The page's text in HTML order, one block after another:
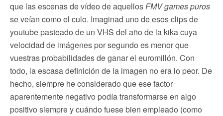
que las escenas de vídeo de aquellosFMV games puros
se veían como el culo. Imaginad uno de esos clips de
youtube pasteado de un VHS del año de la kika cuya
velocidad de imágenes por segundo es menor que
vuestras probabilidades de ganar el euromillón. Con
todo, la escasa definición de la imagen no era lo peor. De
hecho, siempre he considerado que ese factor
aparentemente negativo podía transformarse en algo
positivo siempre y cuándo fuese bien empleado (como